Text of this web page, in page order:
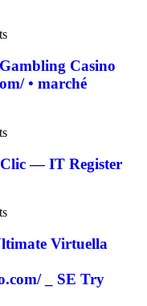
Casino
• marché
— IT Register
Virtuella
_ SE Try